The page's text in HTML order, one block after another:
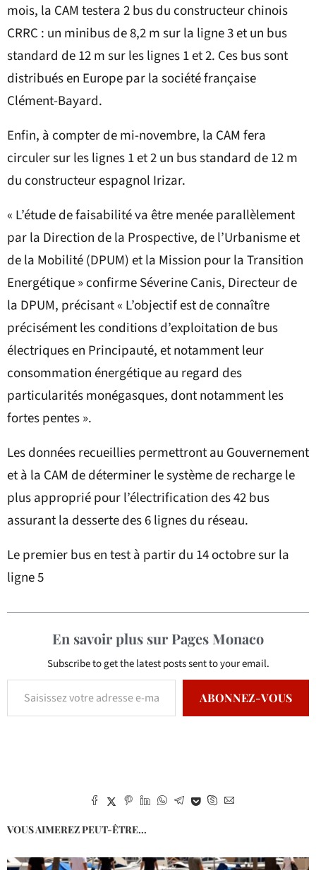
mois, la CAM testera 2 bus du constructeur chinois
CRRC : un minibus de 8,2 m sur la ligne 3 et un bus
standard de 12 m sur les lignes 1 et 2. Ces bus sont
distribués en Europe par la société française
Clément-Bayard.
Enfin, à compter de mi-novembre, la CAM fera
circuler sur les lignes 1 et 2 un bus standard de 12 m
du constructeur espagnol Irizar.
« L’étude de faisabilité va être menée parallèlement
par la Direction de la Prospective, de l’Urbanisme et
de la Mobilité (DPUM) et la Mission pour la Transition
Energétique » confirme Séverine Canis, Directeur de
la DPUM, précisant « L’objectif est de connaître
précisément les conditions d’exploitation de bus
électriques en Principauté, et notamment leur
consommation énergétique au regard des
particularités monégasques, dont notamment les
fortes pentes ».
Les données recueillies permettront au Gouvernement
et à la CAM de déterminer le système de recharge le
plus approprié pour l’électrification des 42 bus
assurant la desserte des 6 lignes du réseau.
Le premier bus en test à partir du 14 octobre sur la
ligne 5
En savoir plus sur Pages Monaco
Subscribe to get the latest posts sent to your email.
ABONNEZ-VOUS
VOUS AIMEREZ PEUT-ÊTRE...